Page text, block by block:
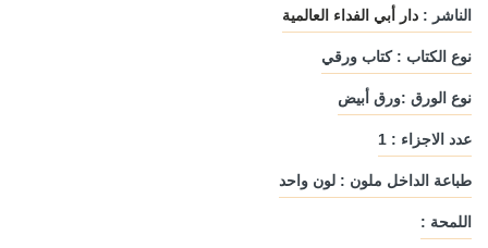
الناشر : دار أبي الفداء العالمية
نوع الكتاب : كتاب ورقي
نوع الورق :ورق أبيض
عدد الاجزاء : 1
طباعة الداخل ملون : لون واحد
اللمحة :